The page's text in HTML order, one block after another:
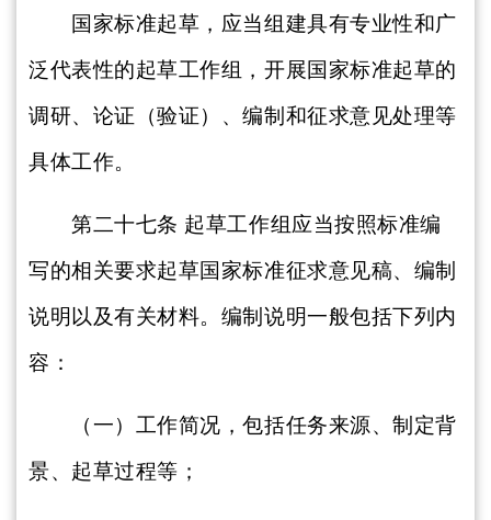
国家标准起草，应当组建具有专业性和广
泛代表性的起草工作组，开展国家标准起草的
调研、论证（验证）、编制和征求意见处理等
具体工作。
第二十七条 起草工作组应当按照标准编
写的相关要求起草国家标准征求意见稿、编制
说明以及有关材料。编制说明一般包括下列内
容：
（一）工作简况，包括任务来源、制定背
景、起草过程等；